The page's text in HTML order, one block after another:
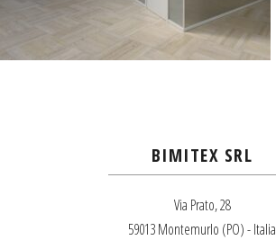
BIMITEX SRL
Via Prato, 28
59013 Montemurlo (PO) - Italia